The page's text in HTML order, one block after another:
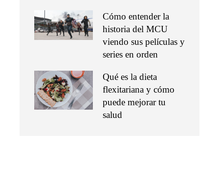
Cómo entender la
historia del MCU
viendo sus películas y
series en orden
Qué es la dieta
flexitariana y cómo
puede mejorar tu
salud